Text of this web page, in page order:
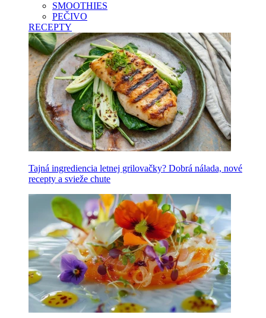
SMOOTHIES
PEČIVO
RECEPTY
Tajná ingrediencia letnej grilovačky? Dobrá nálada, nové
recepty a svieže chute